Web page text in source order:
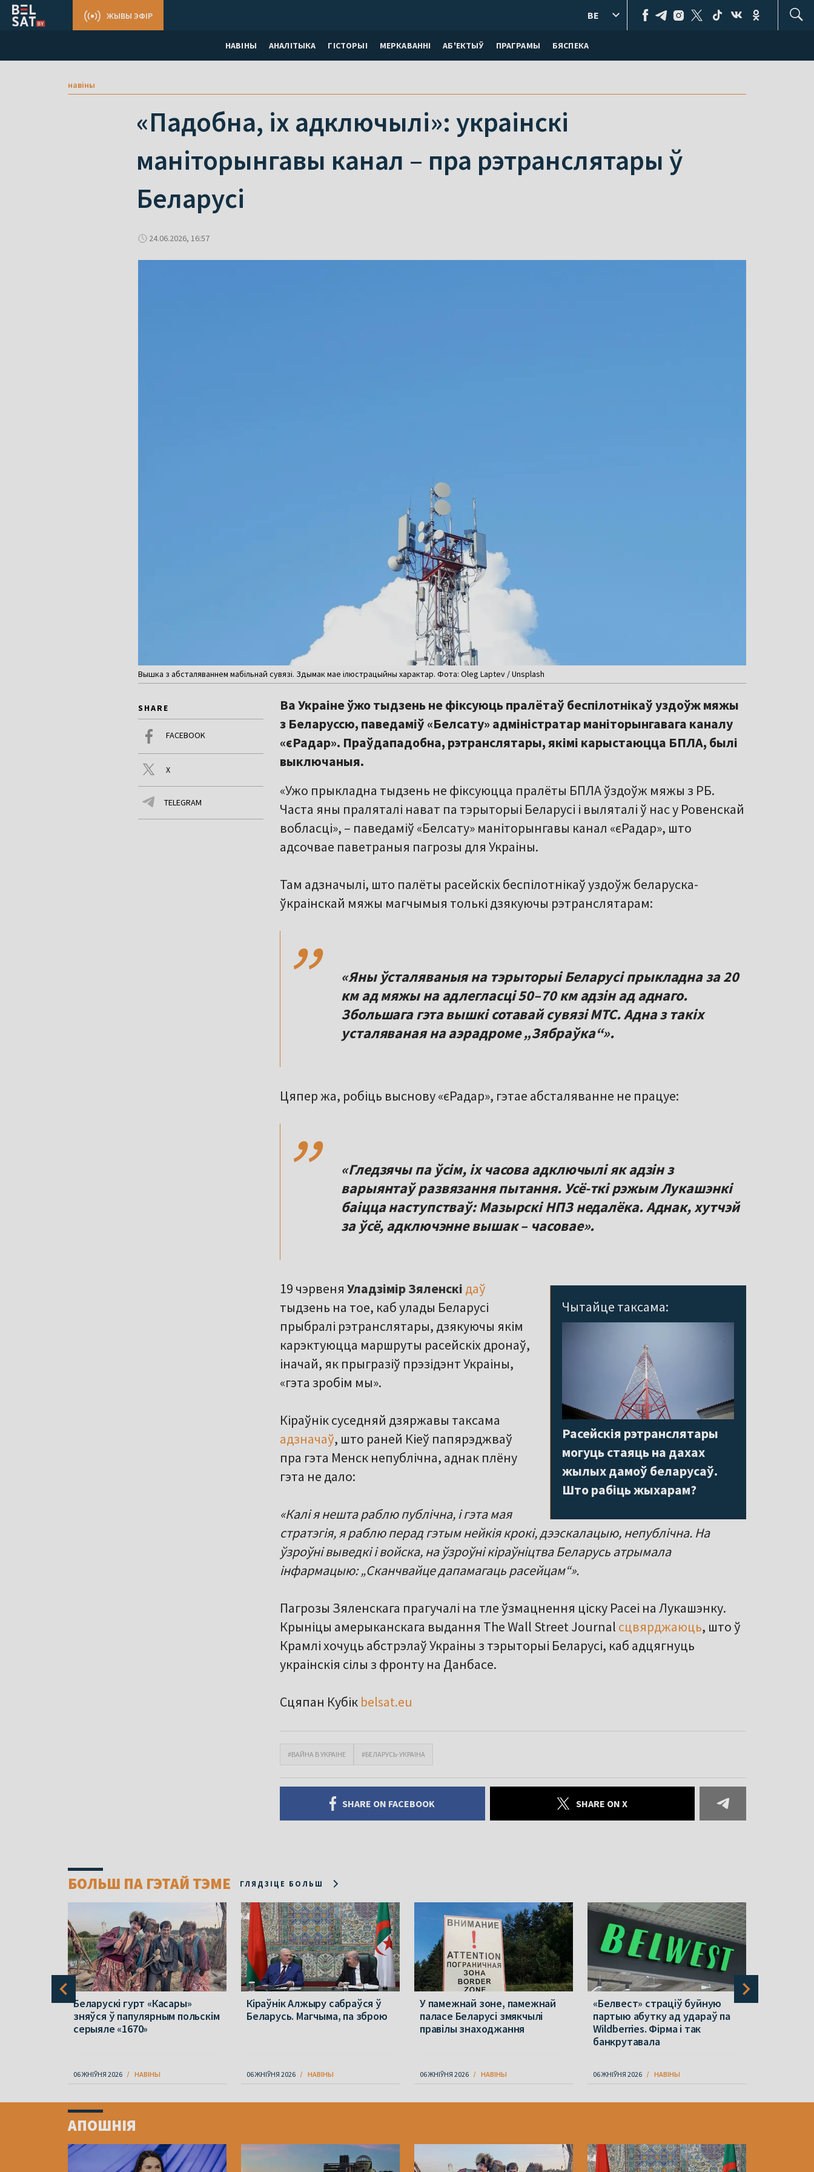
НАВІНЫ АНАЛІТЫКА ГІСТОРЫІ МЕРКАВАННI АБ'ЕКТЫЎ ПРАГРАМЫ БЯСПЕКА
ЖЫВЫ ЭФІР BE
навіны
«Падобна, іх адключылі»: украінскі
маніторынгавы канал – пра рэтранслятары ў
Беларусі
24.06.2026, 16:57
Вышка з абсталяваннем мабільнай сувязі. Здымак мае ілюстрацыйны характар. Фота: Oleg Laptev / Unsplash
SHARE
FACEBOOK
X
TELEGRAM
Ва Украіне ўжо тыдзень не фіксуюць пралётаў беспілотнікаў уздоўж мяжы
з Беларуссю, паведаміў «Белсату» адміністратар маніторынгавага каналу
«єРадар». Праўдападобна, рэтранслятары, якімі карыстаюцца БПЛА, былі
выключаныя.
«Ужо прыкладна тыдзень не фіксуюцца пралёты БПЛА ўздоўж мяжы з РБ.
Часта яны праляталі нават па тэрыторыі Беларусі і выляталі ў нас у Ровенскай
вобласці», – паведаміў «Белсату» маніторынгавы канал «єРадар», што
адсочвае паветраныя пагрозы для Украіны.
Там адзначылі, што палёты расейскіх беспілотнікаў уздоўж беларуска-
ўкраінскай мяжы магчымыя толькі дзякуючы рэтранслятарам:
,,
«Яны ўсталяваныя на тэрыторыі Беларусі прыкладна за 20
км ад мяжы на адлегласці 50–70 км адзін ад аднаго.
Збольшага гэта вышкі сотавай сувязі МТС. Адна з такіх
усталяваная на аэрадроме „Зябраўка“».
Цяпер жа, робіць выснову «єРадар», гэтае абсталяванне не працуе:
,,
«Гледзячы па ўсім, іх часова адключылі як адзін з
варыянтаў развязання пытання. Усё-ткі рэжым Лукашэнкі
баіцца наступстваў: Мазырскі НПЗ недалёка. Аднак, хутчэй
за ўсё, адключэнне вышак – часовае».
Чытайце таксама:
Расейскія рэтранслятары
могуць стаяць на дахах
жылых дамоў беларусаў.
Што рабіць жыхарам?
19 чэрвеня УладзімірЗяленскі даў
тыдзень на тое, каб улады Беларусі
прыбралі рэтранслятары, дзякуючы якім
карэктуюцца маршруты расейскіх дронаў,
іначай, як прыгразіў прэзідэнт Украіны,
«гэта зробім мы».
Кіраўнік суседняй дзяржавы таксама
адзначаў, што раней Кіеў папярэджваў
пра гэта Менск непублічна, аднак плёну
гэта не дало:
«Калі я нешта раблю публічна, і гэта мая
стратэгія, я раблю перад гэтым нейкія крокі, дээскалацыю, непублічна. На
ўзроўні выведкі і войска, на ўзроўні кіраўніцтва Беларусь атрымала
інфармацыю: „Сканчвайце дапамагаць расейцам“».
Пагрозы Зяленскага прагучалі на тле ўзмацнення ціску Расеі на Лукашэнку.
Крыніцы амерыканскага выдання The Wall Street Journal сцвярджаюць, што ў
Крамлі хочуць абстрэлаў Украіны з тэрыторыі Беларусі, каб адцягнуць
украінскія сілы з фронту на Данбасе.
Сцяпан Кубік belsat.eu
#ВАЙНА В УКРАІНЕ #БЕЛАРУСЬ-УКРАІНА
SHARE ON FACEBOOK SHARE ON X
БОЛЬШ ПА ГЭТАЙ ТЭМЕ ГЛЯДЗІЦЕ БОЛЬШ
Беларускі гурт «Касары»
зняўся ў папулярным польскім
серыяле «1670»
06 ЖНІЎНЯ 2026 НАВІНЫ
Кіраўнік Алжыру сабраўся ў
Беларусь. Магчыма, па зброю
06 ЖНІЎНЯ 2026 НАВІНЫ
У памежнай зоне, памежнай
паласе Беларусі змякчылі
правілы знаходжання
06 ЖНІЎНЯ 2026 НАВІНЫ
«Белвест» страціў буйную
партыю абутку ад удараў па
Wildberries. Фірма і так
банкрутавала
06 ЖНІЎНЯ 2026 НАВІНЫ
ofАПОШНІЯ